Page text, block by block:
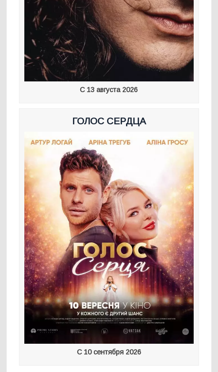
С 13 августа 2026
ГОЛОС СЕРДЦА
С 10 сентября 2026